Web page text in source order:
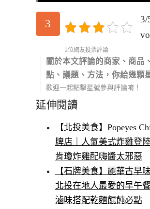
3
3/
2位網友投票評論
關於本文評論的商家、商品
點、議題、方法，你給幾顆
歡迎一起點擊星號參與評論唷！
延伸閱讀
【北投美食】Popeyes
牌店｜人氣美式炸雞登
肯瓊炸雞配嗨醬太邪惡
【石牌美食】麗華古早
北投在地人最愛的早午
滷味搭配乾麵餛飩必點